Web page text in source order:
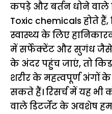
कपड़े और बर्तन धोने वाले
Toxic chemicals होते
स्वास्थ्य के लिए
में सर्फेक्टेंट और सुगंध जैसे
के अंदर पहुंच जाएं, तो
शरीर के महत्वपूर्ण अंगों
सकते हैं। रिसर्च में यह भी
वाले डिटर्जेंट के अवशेष